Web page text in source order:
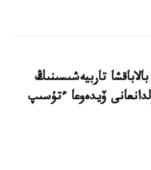
تاربيەشىسىنىڭ
ۆيدەوعا ءتۇسىپ